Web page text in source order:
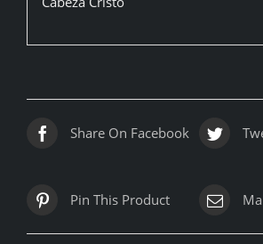
Share On Facebook
Pin This Product